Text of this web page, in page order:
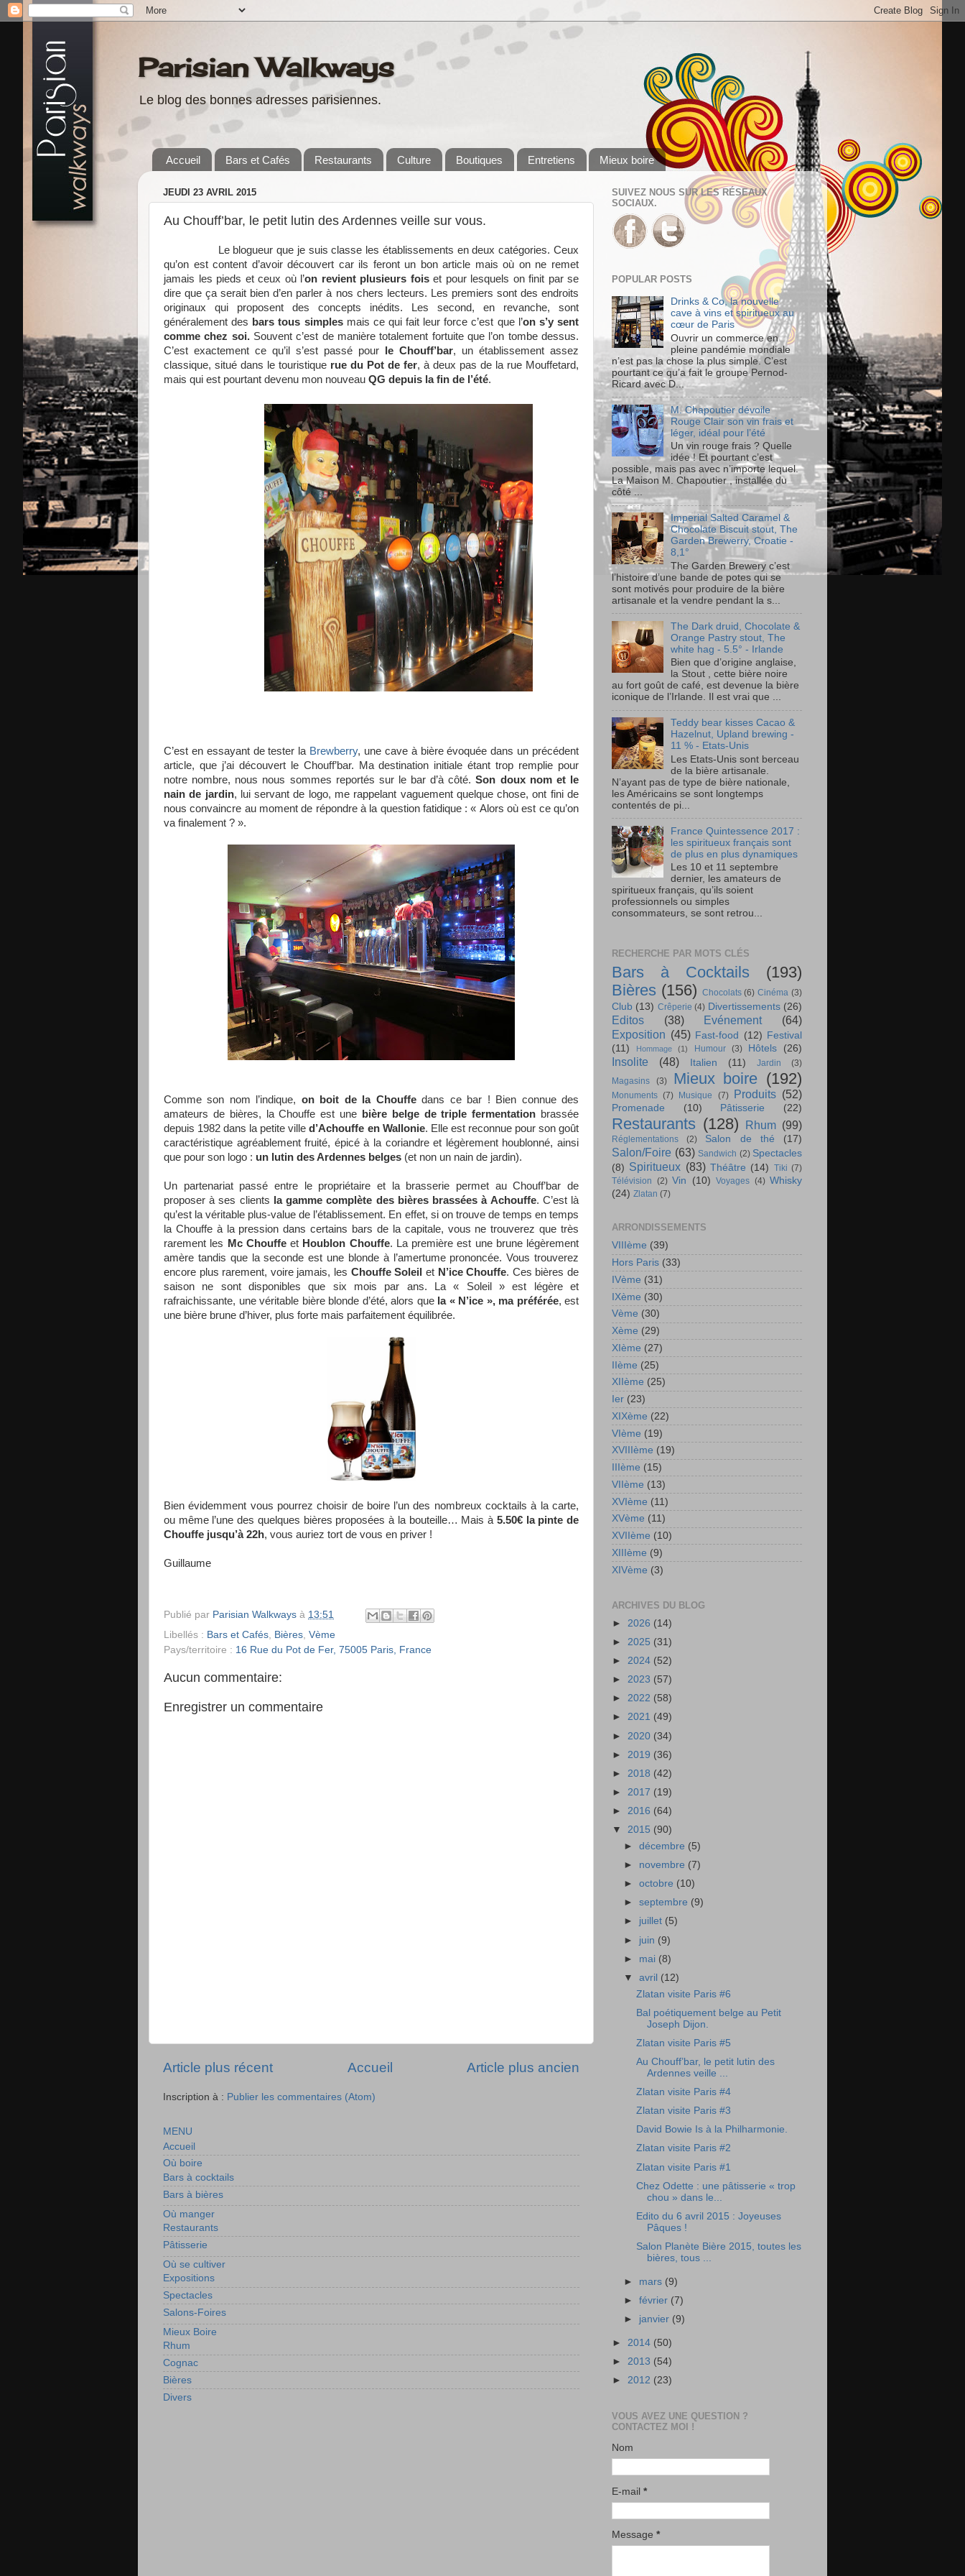
Parisian Walkways
Le blog des bonnes adresses parisiennes.
Accueil Bars et Cafés Restaurants Culture Boutiques Entretiens Mieux boire
JEUDI 23 AVRIL 2015
Au Chouff’bar, le petit lutin des Ardennes veille sur vous.
Le blogueur que je suis classe les établissements en deux catégories. Ceux
qu’on est content d’avoir découvert car ils feront un bon article mais où on ne remet
jamais les pieds et ceux où l’on revient plusieurs foiset pour lesquels on finit par se
dire que ça serait bien d’en parler à nos chers lecteurs. Les premiers sont des endroits
originaux qui proposent des concepts inédits. Les second, en revanche, sont
généralement des bars tous simplesmais ce qui fait leur force c’est que l’on s’y sent
comme chez soi.Souvent c’est de manière totalement fortuite que l’on tombe dessus.
C’est exactement ce qu’il s’est passé pour
le Chouff’bar, un établissement assez
classique, situé dans le touristique rue du Pot de fer, à deux pas de la rue Mouffetard,
mais qui est pourtant devenu mon nouveau QG depuis la fin de l’été.
C’est en essayant de tester la Brewberry, une cave à bière évoquée dans un précédent
article, que j’ai découvert le Chouff’bar. Ma destination initiale étant trop remplie pour
notre nombre, nous nous sommes reportés sur le bar d’à côté.Son doux nom et le
nain de jardin, lui servant de logo, me rappelant vaguement quelque chose, ont fini de
nous convaincre au moment de répondre à la question fatidique : « Alors où est ce qu’on
va finalement ? ».
Comme son nom l’indique, on boit de la Chouffedans ce bar ! Bien connue des
amateurs de bières, la Chouffe est une
bière belge de triple fermentation brassée
depuis 1982 dans la petite villed’Achouffe en Wallonie. Elle est reconnue pour son goût
caractéristique agréablement fruité, épicé à la coriandre et légèrement houblonné, ainsi
que pour son logo : un lutin des Ardennes belges (et non un nain de jardin).
Un partenariat passé entre le propriétaire et la brasserie permet au Chouff’bar de
proposer à ses clients
la gamme complète des bières brassées à Achouffe. C’est là
qu’est la véritable plus-value de l’établissement. En effet, si on trouve de temps en temps
la Chouffe à la pression dans certains bars de la capitale, vous ne trouverez que très
rarement les
Mc Chouffeet Houblon Chouffe. La première est une brune légèrement
amère tandis que la seconde est une blonde à l’amertume prononcée. Vous trouverez
encore plus rarement, voire jamais, les Chouffe Soleil et N’ice Chouffe. Ces bières de
saison ne sont disponibles que six mois par ans. La « Soleil » est légère et
rafraichissante, une véritable bière blonde d’été, alors que la « N’ice », ma préférée, est
une bière brune d’hiver, plus forte mais parfaitement équilibrée.
Bien évidemment vous pourrez choisir de boire l’un des nombreux cocktails à la carte,
ou même l’une des quelques bières proposées à la bouteille… Mais à 5.50€ la pinte de
Chouffe jusqu’à 22h, vous auriez tort de vous en priver !
Guillaume
Publié par Parisian Walkways à 13:51
Libellés : Bars et Cafés, Bières, Vème
Pays/territoire : 16 Rue du Pot de Fer, 75005 Paris, France
Aucun commentaire:
Enregistrer un commentaire
Article plus récent Article plus ancien
Accueil
Inscription à : Publier les commentaires (Atom)
MENU
Accueil
Où boire
Bars à cocktails
Bars à bières
Où manger
Restaurants
Pâtisserie
Où se cultiver
Expositions
Spectacles
Salons-Foires
Mieux Boire
Rhum
Cognac
Bières
Divers
SUIVEZ NOUS SUR LES RÉSEAUX
SOCIAUX.
POPULAR POSTS
Drinks & Co, la nouvelle
cave à vins et spiritueux au
cœur de Paris
Ouvrir un commerce en
pleine pandémie mondiale
n’est pas la chose la plus simple. C’est
pourtant ce qu’a fait le groupe Pernod-
Ricard avec D...
M. Chapoutier dévoile
Rouge Clair son vin frais et
léger, idéal pour l’été
Un vin rouge frais ? Quelle
idée ! Et pourtant c’est
possible, mais pas avec n’importe lequel.
La Maison M. Chapoutier , installée du
côté ...
Imperial Salted Caramel &
Chocolate Biscuit stout, The
Garden Brewerry, Croatie -
8,1°
The Garden Brewery c’est
l’histoire d’une bande de potes qui se
sont motivés pour produire de la bière
artisanale et la vendre pendant la s...
The Dark druid, Chocolate &
Orange Pastry stout, The
white hag - 5.5° - Irlande
Bien que d’origine anglaise,
la Stout , cette bière noire
au fort goût de café, est devenue la bière
iconique de l’Irlande. Il est vrai que ...
Teddy bear kisses Cacao &
Hazelnut, Upland brewing -
11 % - Etats-Unis
Les Etats-Unis sont berceau
de la bière artisanale.
N’ayant pas de type de bière nationale,
les Américains se sont longtemps
contentés de pi...
France Quintessence 2017 :
les spiritueux français sont
de plus en plus dynamiques
Les 10 et 11 septembre
dernier, les amateurs de
spiritueux français, qu’ils soient
professionnels ou simples
consommateurs, se sont retrou...
RECHERCHE PAR MOTS CLÉS
Bars à Cocktails
(193)
Bières (156) Chocolats (6) Cinéma (3)
Club (13) Crêperie (4) Divertissements (26)
Editos (38) Evénement
(64)
Exposition (45) Fast-food (12) Festival
(11)
Hommage (1) Humour (3) Hôtels (26)
Insolite (48) Italien (11) Jardin
(3)
Magasins
(3) Mieux boire (192)
Monuments (7) Musique (7) Produits (52)
Promenade (10) Pâtisserie (22)
Restaurants (128) Rhum (99)
Réglementations (2) Salon de thé (17)
Salon/Foire (63) Sandwich (2) Spectacles
(8) Spiritueux (83) Théâtre (14) Tiki (7)
Télévision (2) Vin (10) Voyages (4) Whisky
(24) Zlatan (7)
ARRONDISSEMENTS
VIIIème (39)
Hors Paris (33)
IVème (31)
IXème (30)
Vème (30)
Xème (29)
XIème (27)
IIème (25)
XIIème (25)
Ier (23)
XIXème (22)
VIème (19)
XVIIIème (19)
IIIème (15)
VIIème (13)
XVIème (11)
XVème (11)
XVIIème (10)
XIIIème (9)
XIVème (3)
ARCHIVES DU BLOG
► 2026 (14)
► 2025 (31)
► 2024 (52)
► 2023 (57)
► 2022 (58)
► 2021 (49)
► 2020 (34)
► 2019 (36)
► 2018 (42)
► 2017 (19)
► 2016 (64)
▼ 2015 (90)
►décembre (5)
► novembre (7)
►octobre (10)
►septembre (9)
► juillet (5)
► juin (9)
► mai (8)
▼avril (12)
Zlatan visite Paris #6
Bal poétiquement belge au Petit
Joseph Dijon.
Zlatan visite Paris #5
Au Chouff’bar, le petit lutin des
Ardennes veille ...
Zlatan visite Paris #4
Zlatan visite Paris #3
David Bowie Is à la Philharmonie.
Zlatan visite Paris #2
Zlatan visite Paris #1
Chez Odette : une pâtisserie « trop
chou » dans le...
Edito du 6 avril 2015 : Joyeuses
Pâques !
Salon Planète Bière 2015, toutes les
bières, tous ...
► mars (9)
►février (7)
► janvier (9)
► 2014 (50)
► 2013 (54)
► 2012 (23)
VOUS AVEZ UNE QUESTION ?
CONTACTEZ MOI !
Nom
E-mail *
Message *